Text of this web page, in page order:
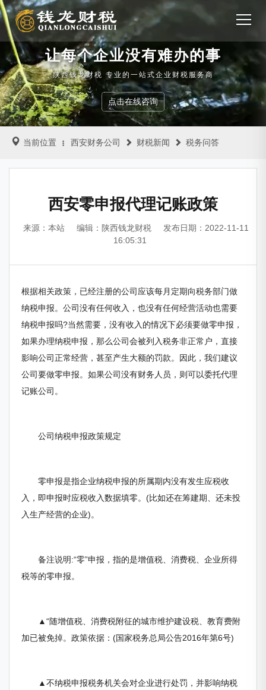
让每个企业没有难办的事
陕西钱龙财税 专业的一站式企业财税服务商
点击在线咨询
当前位置 西安财务公司 财税新闻 税务问答
西安零申报代理记账政策
来源：本站 编辑：陕西钱龙财税
发布日期：2022-11-11
16:05:31
根据相关政策，已经注册的公司应该每月定期向税务部门做
纳税申报。公司没有任何收入，也没有任何经营活动也需要
纳税申报吗?当然需要，没有收入的情况下必须要做零申报，
如果办理纳税申报，那么公司会被列入税务非正常户，直接
影响公司正常经营，甚至产生大额的罚款。因此，我们建议
公司要做零申报。如果公司没有财务人员，则可以委托代理
记账公司。
公司纳税申报政策规定
零申报是指企业纳税申报的所属期内没有发生应税收
入，即申报时应税收入数据填零。(比如还在筹建期、还未投
入生产经营的企业)。
备注说明:“零”申报，指的是增值税、消费税、企业所得
税等的零申报。
▲“随增值税、消费税附征的城市维护建设税、教育费附
加已被免掉。政策依据：(国家税务总局公告2016年第6号)
▲不纳税申报税务机关会对企业进行处罚，并影响纳税